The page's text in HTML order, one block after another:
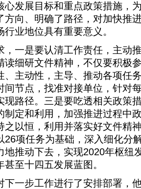
心发展目标和重点政策措施，
方向、明确了路径，对加快推
行业地位具有重要意义。
一是要认清工作责任，主动
读细研文件精神，不仅要积极
、主动性，主导、推动各项任
间节点，找准对接单位，针对
现路径。三是要吃透相关政策
制定和利用，加强推进过程中
之以恒，利用并落实好文件精
26项任务为基础，深入细化分
地推动下去，实现2020年枢纽
至十四五发展蓝图。
一步工作进行了安排部署，